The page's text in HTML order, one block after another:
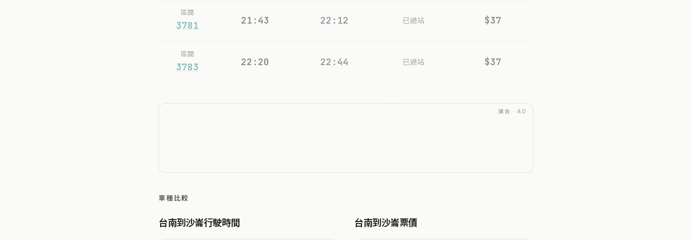
區間
3781 21:43 22:12 已過站 $37
區間
3783 22:20 22:44 已過站 $37
廣告 · AD
車種比較
台南到沙崙行駛時間 台南到沙崙票價